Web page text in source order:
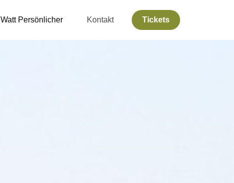
Watt Persönlicher Kontakt Tickets